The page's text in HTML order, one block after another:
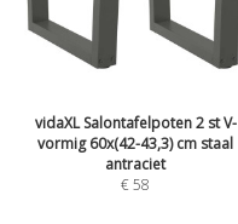
vidaXL Salontafelpoten 2 st V-
vormig 60x(42-43,3) cm staal
antraciet
€58